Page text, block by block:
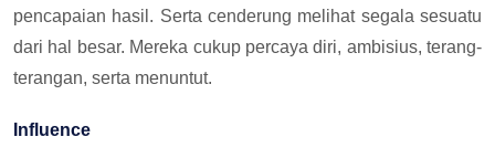
pencapaian hasil. Serta cenderung melihat segala sesuatu
dari hal besar. Mereka cukup percaya diri, ambisius, terang-
terangan, serta menuntut.
Influence